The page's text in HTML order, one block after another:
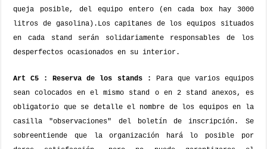
queja posible, del equipo entero (en cada box hay 3000
litros de gasolina). Los capitanes de los equipos situados
en cada stand serán solidariamente responsables de los
desperfectos ocasionados en su interior.
Art C5 : Reserva de los stands :
Para que varios equipos
sean colocados en el mismo stand o en 2 stand anexos, es
obligatorio que se detalle el nombre de los equipos en la
casilla "observaciones" del boletín de inscripción. Se
sobreentiende que la organización hará lo posible por